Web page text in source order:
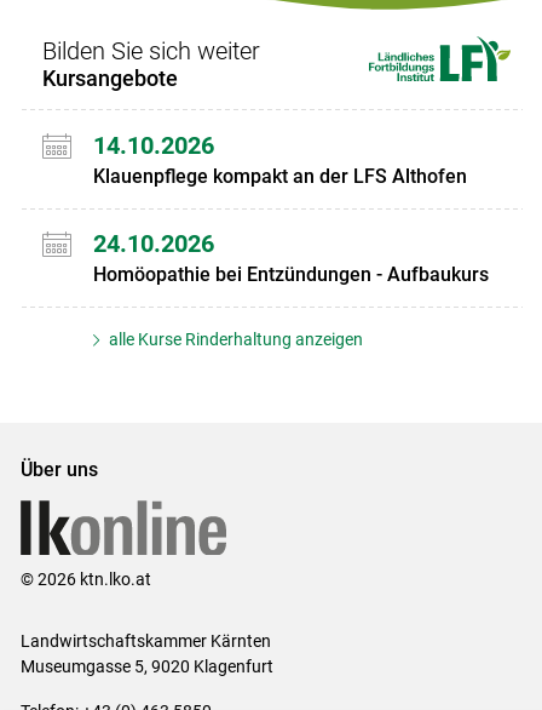
Bilden Sie sich weiter
Kursangebote
14.10.2026
Klauenpflege kompakt an der LFS Althofen
24.10.2026
Homöopathie bei Entzündungen - Aufbaukurs
alle Kurse Rinderhaltung anzeigen
Über uns
© 2026 ktn.lko.at
Landwirtschaftskammer Kärnten
Museumgasse 5, 9020 Klagenfurt